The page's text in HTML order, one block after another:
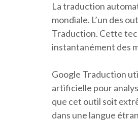
La traduction
mondiale. L’un des
Traduction. Cette
instantanément des
Google Traduction
artificielle pour
que cet outil soit
dans une langue